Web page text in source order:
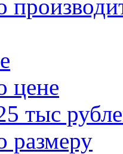
цене
тыс
размеру